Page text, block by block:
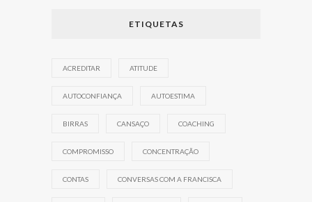
ETIQUETAS
ACREDITAR ATITUDE
AUTOCONFIANÇA AUTOESTIMA
BIRRAS CANSAÇO COACHING
COMPROMISSO CONCENTRAÇÃO
CONTAS CONVERSAS COM A FRANCISCA